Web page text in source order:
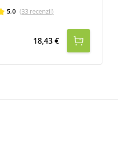
5,0 (33 recenzií)
18,43 €